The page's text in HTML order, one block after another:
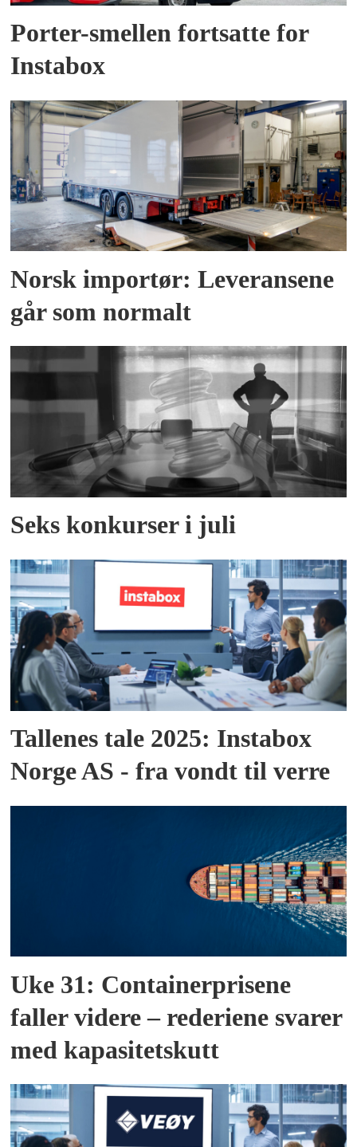
Porter-smellen fortsatte for
Instabox
Norsk importør: Leveransene
går som normalt
Seks konkurser i juli
Tallenes tale 2025: Instabox
Norge AS - fra vondt til verre
Uke 31: Containerprisene
faller videre – rederiene svarer
med kapasitetskutt